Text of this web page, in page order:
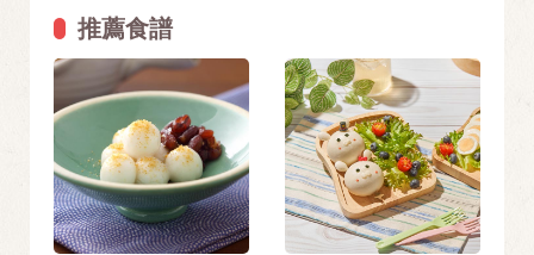
推薦食譜